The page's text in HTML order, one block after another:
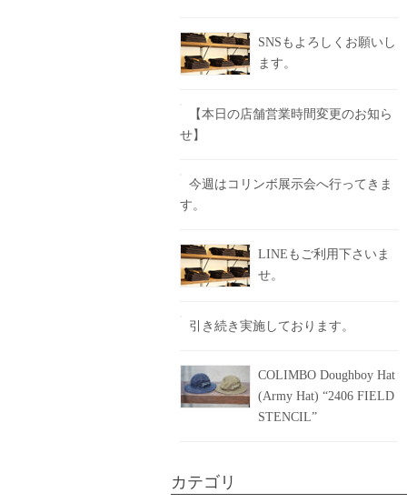
SNSもよろしくお願いし
ます。
【本日の店舗営業時間変更のお知ら
せ】
今週はコリンボ展示会へ行ってきま
す。
LINEもご利用下さいま
せ。
引き続き実施しております。
COLIMBO Doughboy Hat
(Army Hat) “2406 FIELD
STENCIL”
カテゴリ